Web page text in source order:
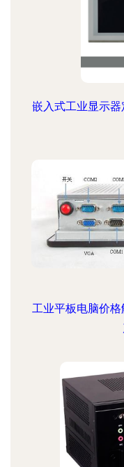
嵌入式工业显示
工业平板电脑价